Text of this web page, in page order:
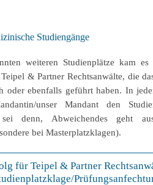
Studiengänge
weiteren Studienplätze kam es
& Partner Rechtsanwälte, die
oder ebenfalls geführt haben. In
unser Mandant den
denn, Abweichendes geht
bei Masterplatzklagen).
für Teipel & Partner